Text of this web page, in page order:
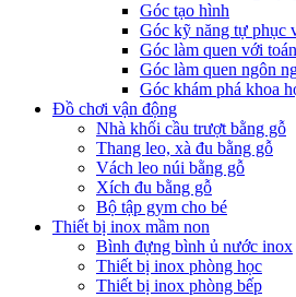
Góc tạo hình
Góc kỹ năng tự phục
Góc làm quen với toán
Góc làm quen ngôn
Góc khám phá khoa
Đồ chơi vận động
Nhà khối cầu trượt bằng gỗ
Thang leo, xà đu bằng gỗ
Vách leo núi bằng gỗ
Xích đu bằng gỗ
Bộ tập gym cho bé
Thiết bị inox mầm non
Bình đựng bình ủ nước inox
Thiết bị inox phòng học
Thiết bị inox phòng bếp